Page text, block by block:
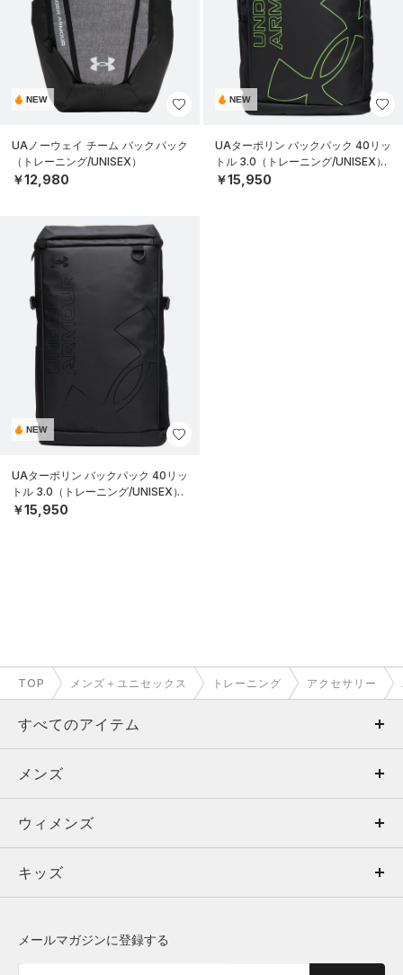
NEW
UAノーウェイ チーム バックパック
（トレーニング/UNISEX）
￥12,980
NEW
UAターポリン バックパック 40リッ
トル 3.0（トレーニング/UNISEX）
￥15,950
NEW
UAターポリン バックパック 40リッ
トル 3.0（トレーニング/UNISEX）
￥15,950
TOP メンズ＋ユニセックス トレーニング アクセサリー
すべてのアイテム
メンズ
ウィメンズ
キッズ
メンズ
トップス
ボトムス
ウィメンズ
トップス
キッズ
メールマガジンに登録する